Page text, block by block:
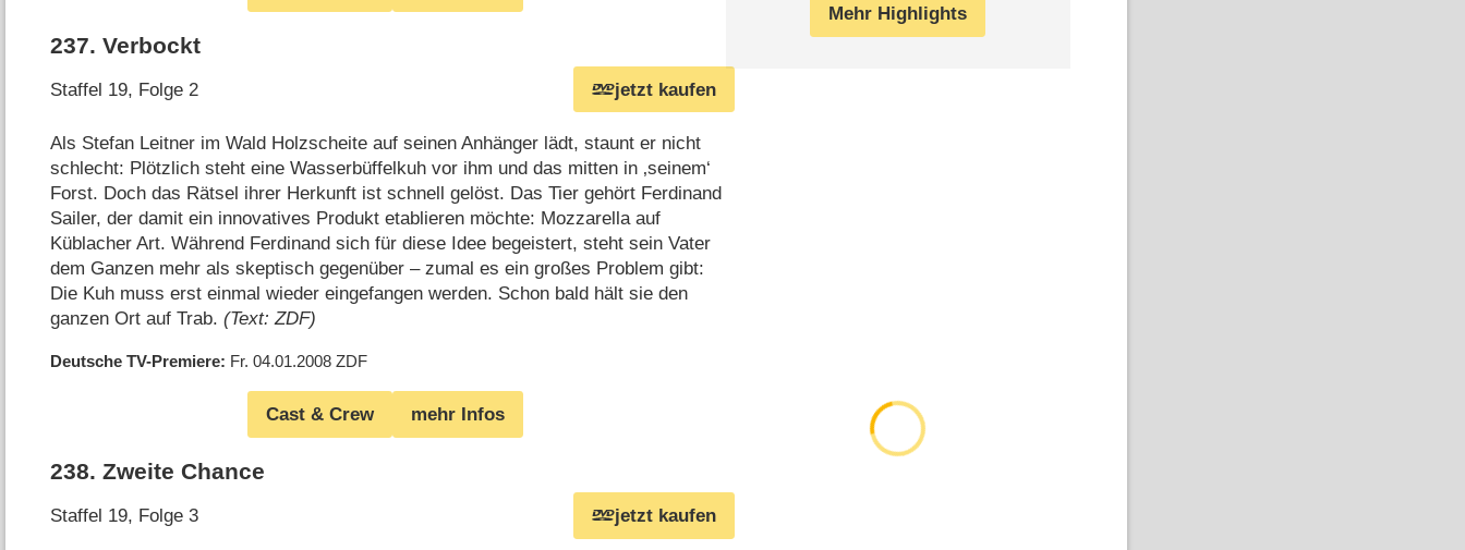
237.Verbockt
Staffel 19, Folge 2 jetzt kaufen
Als Stefan Leitner im Wald Holzscheite auf seinen Anhänger lädt, staunt er nicht
schlecht: Plötzlich steht eine Wasserbüffelkuh vor ihm und das mitten in ‚seinem‘
Forst. Doch das Rätsel ihrer Herkunft ist schnell gelöst. Das Tier gehört Ferdinand
Sailer, der damit ein innovatives Produkt etablieren möchte: Mozzarella auf
Küblacher Art. Während Ferdinand sich für diese Idee begeistert, steht sein Vater
dem Ganzen mehr als skeptisch gegenüber – zumal es ein großes Problem gibt:
Die Kuh muss erst einmal wieder eingefangen werden. Schon bald hält sie den
ganzen Ort auf Trab.(Text: ZDF)
Deutsche TV-Premiere Fr. 04.01.2008 ZDF
Cast & Crew mehr Infos
238.Zweite Chance
Staffel 19, Folge 3 jetzt kaufen
Mehr Highlights